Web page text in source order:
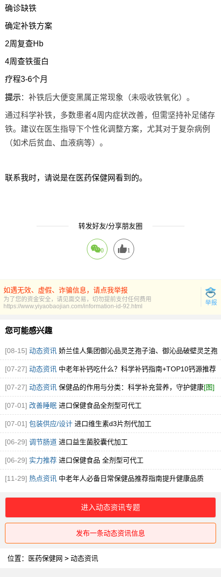
确诊缺铁
确定补铁方案
2周复查Hb
4周查铁蛋白
疗程3-6个月
提示：补铁后大便变黑属正常现象（未吸收铁氧化）。
通过科学补铁，多数患者4周内症状改善，但需坚持补足储存
铁。建议在医生指导下个性化调整方案，尤其对于复杂病例
（如术后贫血、血液病等）。
联系我时，请说是在医药保健网看到的。
转发好友/分享朋友圈
0 1
如遇无效、虚假、诈骗信息，请点我举报
为了您的资金安全，请见面交易，切勿提前支付任何费用
举报
https://www.yiyaobaojian.com/information-id-92.html
您可能感兴趣
[08-15] 动态资讯 娇兰佳人集团御沁品灵芝孢子油、御沁品破壁灵芝孢
子粉火爆招商中[图]
[07-27] 动态资讯 中老年补钙吃什么？科学补钙指南+TOP10钙源推荐
[图]
[07-27] 动态资讯 保健品的作用与分类：科学补充营养，守护健康[图]
[07-01] 改善睡眠 进口保健食品全剂型可代工
[07-01] 包装供应/设计 进口维生素d3片剂代加工
[06-29] 调节肠道 进口益生菌胶囊代加工
[06-29] 实力推荐 进口保健食品 全剂型可代工
[11-29] 热点资讯 中老年人必备日常保健品推荐指南提升健康品质
进入动态资讯专题
发布一条动态资讯信息
位置： 医药保健网 > 动态资讯